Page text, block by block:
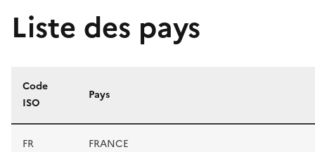
Liste des pays
Liste des pays
Code
ISO
Pays
FR FRANCE